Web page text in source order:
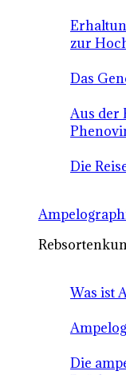
zur
Das
Aus der
Die
Was ist
Die